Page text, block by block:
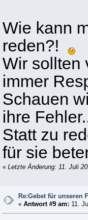
Wie kann
reden?!
Wir sollten
immer
Schauen
ihre
Statt zu
für sie
« Letzte Änderung: 11. Juli
Re:Gebet für unseren
«Antwort #9 am: 11.